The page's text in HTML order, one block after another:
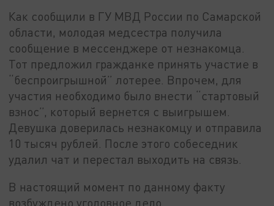
Как сообщили в ГУ МВД России по Самарской
области, молодая медсестра получила
сообщение в мессенджере от незнакомца.
Тот предложил гражданке принять участие в
“беспроигрышной” лотерее. Впрочем, для
участия необходимо было внести “стартовый
взнос”, который вернется с выигрышем.
Девушка доверилась незнакомцу и отправила
10 тысяч рублей. После этого собеседник
удалил чат и перестал выходить на связь.
В настоящий момент по данному факту
возбуждено уголовное дело.